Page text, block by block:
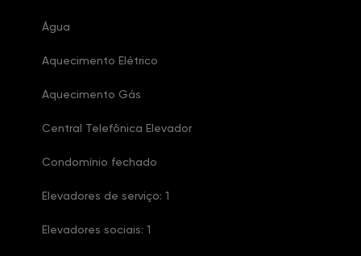
Água
Aquecimento Elétrico
Aquecimento Gás
Central Telefônica Elevador
Condomínio fechado
Elevadores de serviço: 1
Elevadores sociais: 1